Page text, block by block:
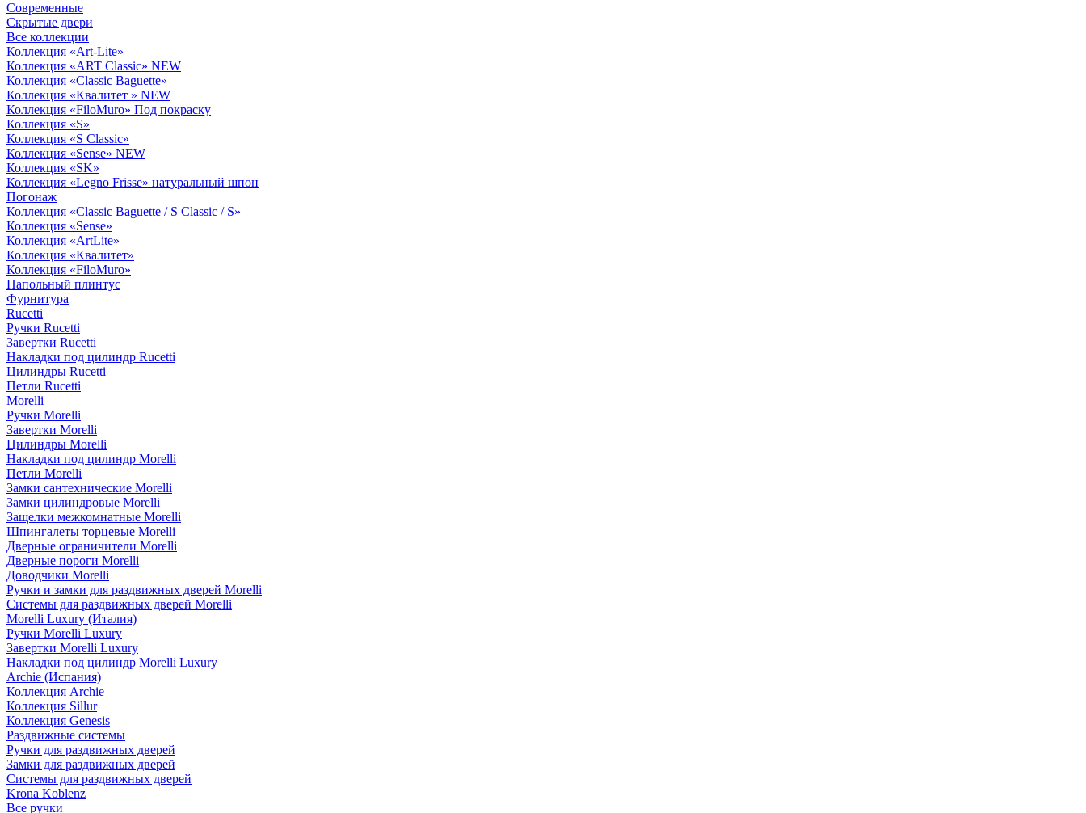
Современные
Скрытые двери
Все коллекции
Коллекция «Art-Lite»
Коллекция «ART Classic» NEW
Коллекция «Classic Baguette»
Коллекция «Квалитет » NEW
Коллекция «FiloMuro» Под покраску
Коллекция «S»
Коллекция «S Classic»
Коллекция «Sense» NEW
Коллекция «SK»
Коллекция «Legno Frisse» натуральный шпон
Погонаж
Коллекция «Classic Baguette / S Classic / S»
Коллекция «Sense»
Коллекция «ArtLite»
Коллекция «Квалитет»
Коллекция «FiloMuro»
Напольный плинтус
Фурнитура
Rucetti
Ручки Rucetti
Завертки Rucetti
Накладки под цилиндр Rucetti
Цилиндры Rucetti
Петли Rucetti
Morelli
Ручки Morelli
Завертки Morelli
Цилиндры Morelli
Накладки под цилиндр Morelli
Петли Morelli
Замки сантехнические Morelli
Замки цилиндровые Morelli
Защелки межкомнатные Morelli
Шпингалеты торцевые Morelli
Дверные ограничители Morelli
Дверные пороги Morelli
Доводчики Morelli
Ручки и замки для раздвижных дверей Morelli
Системы для раздвижных дверей Morelli
Morelli Luxury (Италия)
Ручки Morelli Luxury
Завертки Morelli Luxury
Накладки под цилиндр Morelli Luxury
Archie (Испания)
Коллекция Archie
Коллекция Sillur
Коллекция Genesis
Раздвижные системы
Ручки для раздвижных дверей
Замки для раздвижных дверей
Системы для раздвижных дверей
Krona Koblenz
Все ручки